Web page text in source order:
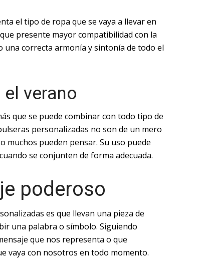
el tipo de ropa que se vaya a llevar en
presente mayor compatibilidad con la
una correcta armonía y sintonía de todo el
verano
que se puede combinar con todo tipo de
personalizadas no son de un mero
muchos pueden pensar. Su uso puede
se conjunten de forma adecuada.
poderoso
es que llevan una pieza de
una palabra o símbolo. Siguiendo
que nos representa o que
vaya con nosotros en todo momento.